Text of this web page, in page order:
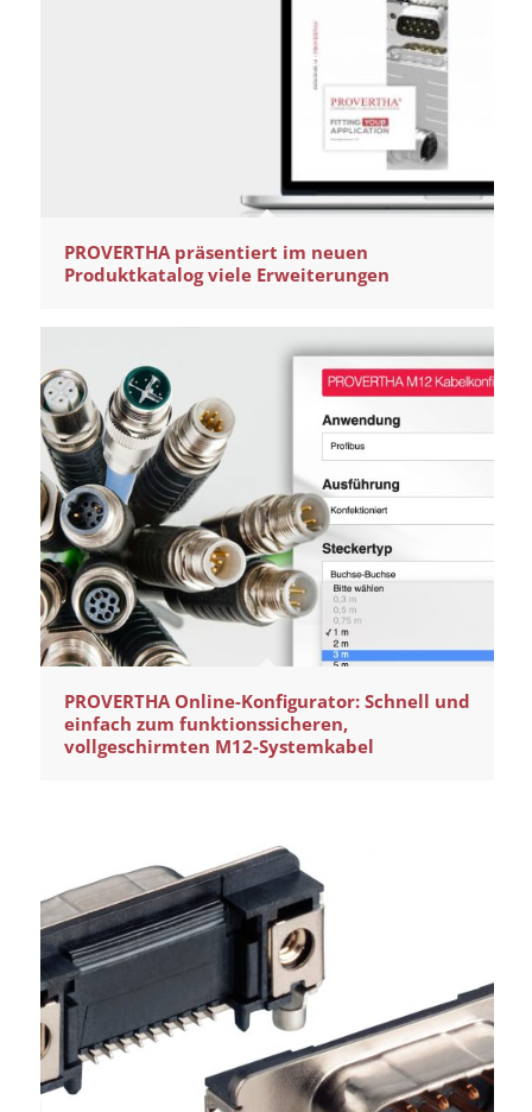
PROVERTHA präsentiert im neuen
Produktkatalog viele Erweiterungen
PROVERTHA Online-Konfigurator: Schnell und
einfach zum funktionssicheren,
vollgeschirmten M12-Systemkabel